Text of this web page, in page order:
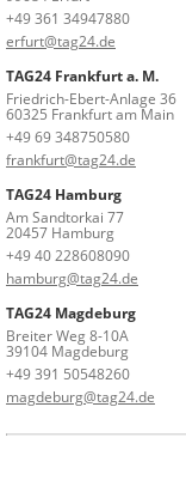
+49 361 34947880
erfurt@tag24.de
TAG24 Frankfurt a. M.
Friedrich-Ebert-Anlage 36
60325 Frankfurt am Main
+49 69 348750580
frankfurt@tag24.de
TAG24 Hamburg
Am Sandtorkai 77
20457 Hamburg
+49 40 228608090
hamburg@tag24.de
TAG24 Magdeburg
Breiter Weg 8-10A
39104 Magdeburg
+49 391 50548260
magdeburg@tag24.de